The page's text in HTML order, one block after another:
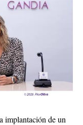
implantación de un